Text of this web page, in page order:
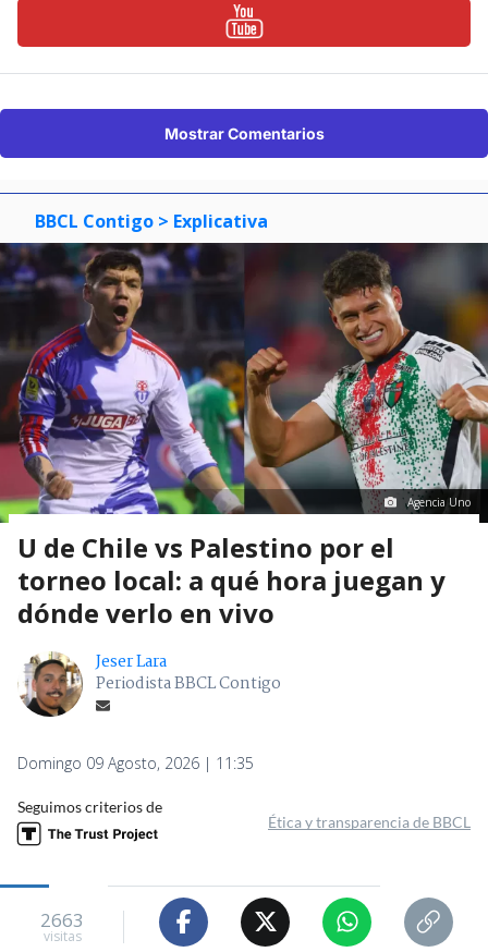
Mostrar Comentarios
BBCL Contigo > Explicativa
Agencia Uno
U de Chile vs Palestino por el
torneo local: a qué hora juegan y
dónde verlo en vivo
Jeser Lara
Periodista BBCL Contigo
Domingo 09 Agosto, 2026 | 11:35
Seguimos criterios de
Ética y transparencia de BBCL
2663
visitas